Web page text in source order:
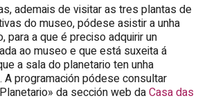
ademais de visitar as tres plantas de
do museo, pódese asistir a unha
para a que é preciso adquirir un
ao museo e que está suxeita á
a sala do planetario ten unha
A programación pódese consultar
da sección web daCasa das